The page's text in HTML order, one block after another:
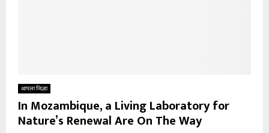
आपला जिल्हा
In Mozambique, a Living Laboratory for
Nature’s Renewal Are On The Way